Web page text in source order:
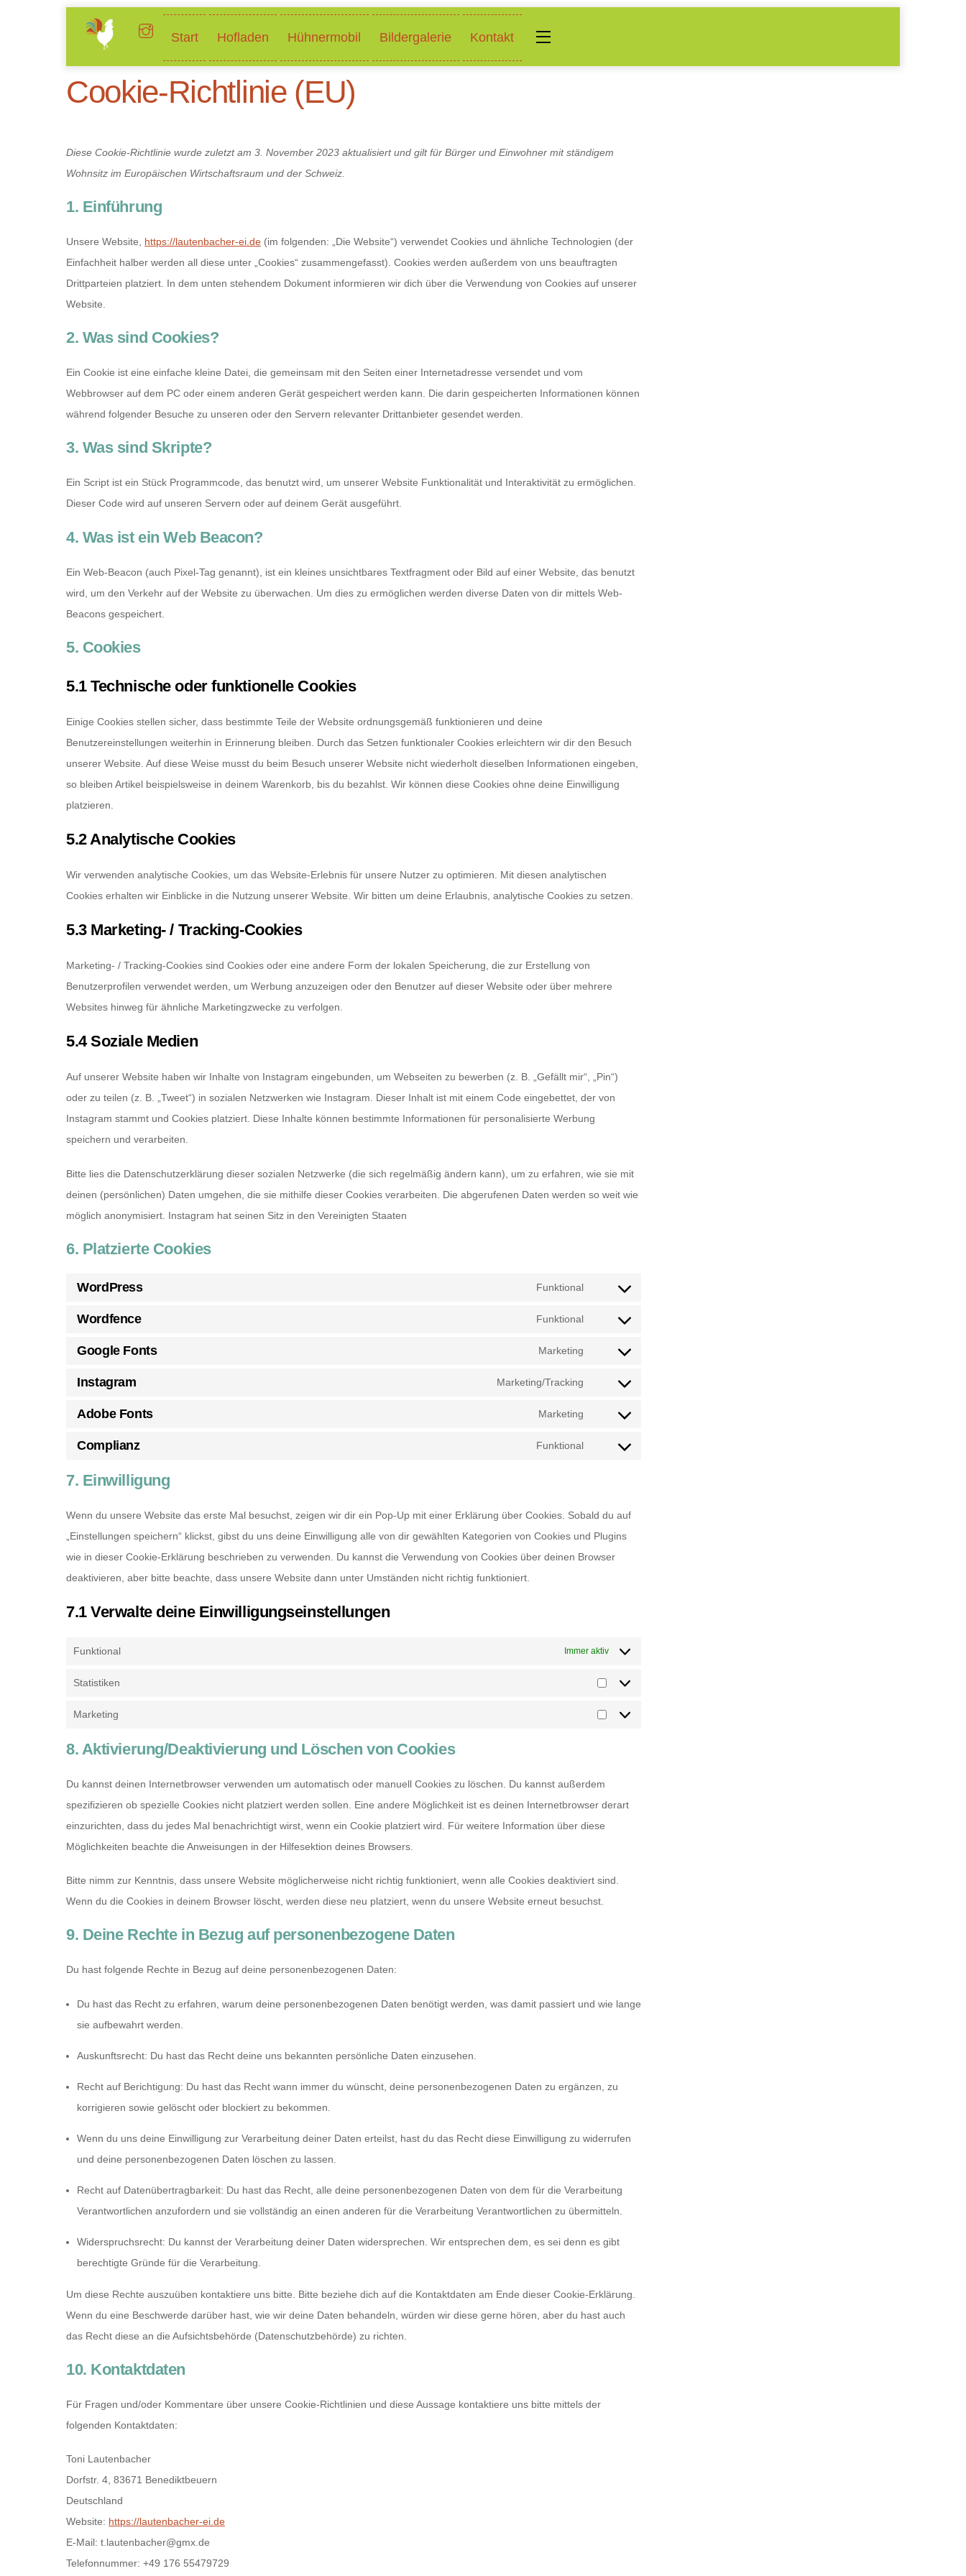
Start Hofladen Hühnermobil Bildergalerie Kontakt Widgets
Cookie-Richtlinie (EU)
Diese Cookie-Richtlinie wurde zuletzt am 3. November 2023 aktualisiert und gilt für Bürger und Einwohner mit ständigem
Wohnsitz im Europäischen Wirtschaftsraum und der Schweiz.
1. Einführung
Unsere Website, https://lautenbacher-ei.de (im folgenden: „Die Website“) verwendet Cookies und ähnliche Technologien (der
Einfachheit halber werden all diese unter „Cookies“ zusammengefasst). Cookies werden außerdem von uns beauftragten
Drittparteien platziert. In dem unten stehendem Dokument informieren wir dich über die Verwendung von Cookies auf unserer
Website.
2. Was sind Cookies?
Ein Cookie ist eine einfache kleine Datei, die gemeinsam mit den Seiten einer Internetadresse versendet und vom
Webbrowser auf dem PC oder einem anderen Gerät gespeichert werden kann. Die darin gespeicherten Informationen können
während folgender Besuche zu unseren oder den Servern relevanter Drittanbieter gesendet werden.
3. Was sind Skripte?
Ein Script ist ein Stück Programmcode, das benutzt wird, um unserer Website Funktionalität und Interaktivität zu ermöglichen.
Dieser Code wird auf unseren Servern oder auf deinem Gerät ausgeführt.
4. Was ist ein Web Beacon?
Ein Web-Beacon (auch Pixel-Tag genannt), ist ein kleines unsichtbares Textfragment oder Bild auf einer Website, das benutzt
wird, um den Verkehr auf der Website zu überwachen. Um dies zu ermöglichen werden diverse Daten von dir mittels Web-
Beacons gespeichert.
5. Cookies
5.1 Technische oder funktionelle Cookies
Einige Cookies stellen sicher, dass bestimmte Teile der Website ordnungsgemäß funktionieren und deine
Benutzereinstellungen weiterhin in Erinnerung bleiben. Durch das Setzen funktionaler Cookies erleichtern wir dir den Besuch
unserer Website. Auf diese Weise musst du beim Besuch unserer Website nicht wiederholt dieselben Informationen eingeben,
so bleiben Artikel beispielsweise in deinem Warenkorb, bis du bezahlst. Wir können diese Cookies ohne deine Einwilligung
platzieren.
5.2 Analytische Cookies
Wir verwenden analytische Cookies, um das Website-Erlebnis für unsere Nutzer zu optimieren. Mit diesen analytischen
Cookies erhalten wir Einblicke in die Nutzung unserer Website. Wir bitten um deine Erlaubnis, analytische Cookies zu setzen.
5.3 Marketing- / Tracking-Cookies
Marketing- / Tracking-Cookies sind Cookies oder eine andere Form der lokalen Speicherung, die zur Erstellung von
Benutzerprofilen verwendet werden, um Werbung anzuzeigen oder den Benutzer auf dieser Website oder über mehrere
Websites hinweg für ähnliche Marketingzwecke zu verfolgen.
5.4 Soziale Medien
Auf unserer Website haben wir Inhalte von Instagram eingebunden, um Webseiten zu bewerben (z. B. „Gefällt mir“, „Pin“)
oder zu teilen (z. B. „Tweet“) in sozialen Netzwerken wie Instagram. Dieser Inhalt ist mit einem Code eingebettet, der von
Instagram stammt und Cookies platziert. Diese Inhalte können bestimmte Informationen für personalisierte Werbung
speichern und verarbeiten.
Bitte lies die Datenschutzerklärung dieser sozialen Netzwerke (die sich regelmäßig ändern kann), um zu erfahren, wie sie mit
deinen (persönlichen) Daten umgehen, die sie mithilfe dieser Cookies verarbeiten. Die abgerufenen Daten werden so weit wie
möglich anonymisiert. Instagram hat seinen Sitz in den Vereinigten Staaten
6. Platzierte Cookies
WordPress
Funktional
Consent
wordpress
Wordfence
Funktional
Consent
wordfence
Google Fonts
Marketing
Consent
google-
Instagram
Marketing/Tracking
Consent
instagram
Adobe Fonts
Marketing
Consent
Complianz
Funktional
Consent
complianz
7. Einwilligung
Wenn du unsere Website das erste Mal besuchst, zeigen wir dir ein Pop-Up mit einer Erklärung über Cookies. Sobald du auf
„Einstellungen speichern“ klickst, gibst du uns deine Einwilligung alle von dir gewählten Kategorien von Cookies und Plugins
wie in dieser Cookie-Erklärung beschrieben zu verwenden. Du kannst die Verwendung von Cookies über deinen Browser
deaktivieren, aber bitte beachte, dass unsere Website dann unter Umständen nicht richtig funktioniert.
7.1 Verwalte deine Einwilligungseinstellungen
Funktional Immer aktiv
Statistiken
Marketing
8. Aktivierung/Deaktivierung und Löschen von Cookies
Du kannst deinen Internetbrowser verwenden um automatisch oder manuell Cookies zu löschen. Du kannst außerdem
spezifizieren ob spezielle Cookies nicht platziert werden sollen. Eine andere Möglichkeit ist es deinen Internetbrowser derart
einzurichten, dass du jedes Mal benachrichtigt wirst, wenn ein Cookie platziert wird. Für weitere Information über diese
Möglichkeiten beachte die Anweisungen in der Hilfesektion deines Browsers.
Bitte nimm zur Kenntnis, dass unsere Website möglicherweise nicht richtig funktioniert, wenn alle Cookies deaktiviert sind.
Wenn du die Cookies in deinem Browser löscht, werden diese neu platziert, wenn du unsere Website erneut besuchst.
9. Deine Rechte in Bezug auf personenbezogene Daten
Du hast folgende Rechte in Bezug auf deine personenbezogenen Daten:
Du hast das Recht zu erfahren, warum deine personenbezogenen Daten benötigt werden, was damit passiert und wie lange
sie aufbewahrt werden.
Auskunftsrecht: Du hast das Recht deine uns bekannten persönliche Daten einzusehen.
Recht auf Berichtigung: Du hast das Recht wann immer du wünscht, deine personenbezogenen Daten zu ergänzen, zu
korrigieren sowie gelöscht oder blockiert zu bekommen.
Wenn du uns deine Einwilligung zur Verarbeitung deiner Daten erteilst, hast du das Recht diese Einwilligung zu widerrufen
und deine personenbezogenen Daten löschen zu lassen.
Recht auf Datenübertragbarkeit: Du hast das Recht, alle deine personenbezogenen Daten von dem für die Verarbeitung
Verantwortlichen anzufordern und sie vollständig an einen anderen für die Verarbeitung Verantwortlichen zu übermitteln.
Widerspruchsrecht: Du kannst der Verarbeitung deiner Daten widersprechen. Wir entsprechen dem, es sei denn es gibt
berechtigte Gründe für die Verarbeitung.
Um diese Rechte auszuüben kontaktiere uns bitte. Bitte beziehe dich auf die Kontaktdaten am Ende dieser Cookie-Erklärung.
Wenn du eine Beschwerde darüber hast, wie wir deine Daten behandeln, würden wir diese gerne hören, aber du hast auch
das Recht diese an die Aufsichtsbehörde (Datenschutzbehörde) zu richten.
10. Kontaktdaten
Für Fragen und/oder Kommentare über unsere Cookie-Richtlinien und diese Aussage kontaktiere uns bitte mittels der
folgenden Kontaktdaten:
Toni Lautenbacher
Dorfstr. 4, 83671 Benediktbeuern
Deutschland
Website: https://lautenbacher-ei.de
E-Mail: t.lautenbacher@gmx.de
Telefonnummer: +49 176 55479729